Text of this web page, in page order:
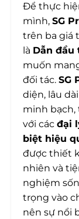
Để thực
mình,SG
trên ba giá
là Dẫn đầu
muốn
đối tác.SG
diện, lâu
minh bạch,
với cácđại
biệt hiệu
được thiết
nhiên và
nghiệm
trọng vào
nên sự nổi